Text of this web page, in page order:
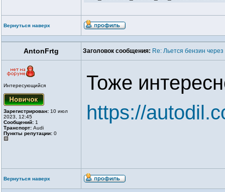
Вернуться наверх
AntonFrtg Заголовок сообщения: Re: Льется бензин
Интересующийся
Зарегистрирован: 10 июл
2023, 12:45
Сообщений: 1
Транспорт: Audi
Пункты репутации: 0
Тоже
https://
Вернуться наверх